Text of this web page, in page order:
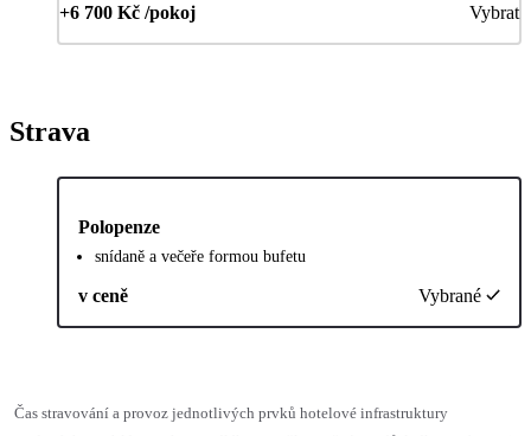
+6 700 Kč /pokoj Vybrat
Strava
Polopenze
snídaně a večeře formou bufetu
v ceně Vybrané
Čas stravování a provoz jednotlivých prvků hotelové infrastruktury